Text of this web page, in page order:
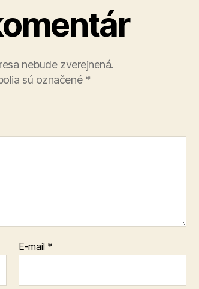
nebude zverejnená.
sú označené *
E-mail *